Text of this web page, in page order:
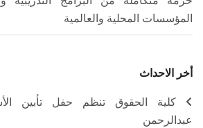
المؤسسات المحلية والعالمية
أخر الاحداث
كلية الحقوق تنظم حفل تأبين
عبدالرحمن